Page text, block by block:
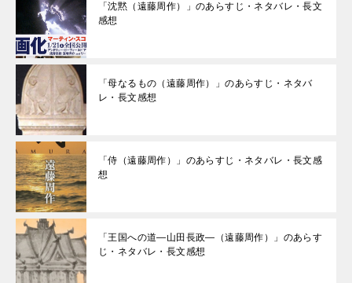
「沈黙（遠藤周作）」のあらすじ・ネタバレ・長文
感想
「母なるもの（遠藤周作）」のあらすじ・ネタバ
レ・長文感想
「侍（遠藤周作）」のあらすじ・ネタバレ・長文感
想
「王国への道―山田長政―（遠藤周作）」のあらす
じ・ネタバレ・長文感想